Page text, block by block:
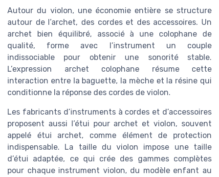
Autour du violon, une économie entière se structure
autour de l’archet, des cordes et des accessoires. Un
archet bien équilibré, associé à une colophane de
qualité, forme avec l’instrument un couple
indissociable pour obtenir une sonorité stable.
L’expression archet colophane résume cette
interaction entre la baguette, la mèche et la résine qui
conditionne la réponse des cordes de violon.
Les fabricants d’instruments à cordes et d’accessoires
proposent aussi l’étui pour archet et violon, souvent
appelé étui archet, comme élément de protection
indispensable. La taille du violon impose une taille
d’étui adaptée, ce qui crée des gammes complètes
pour chaque instrument violon, du modèle enfant au